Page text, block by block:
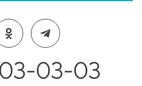
03-03